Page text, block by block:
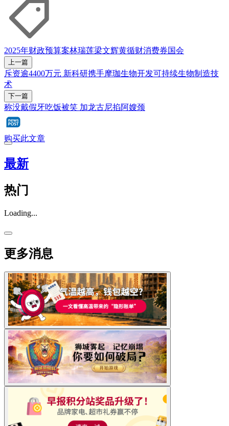
2025年财政预算案林瑞莲梁文辉黄循财消费券国会
上一篇
斥资逾4400万元 新科研携手摩珈生物开发可持续生物制造技
术
下一篇
称没戴假牙吃饭被笑 加龙古尼掐阿嫂颈
购买此文章
最新
热门
Loading...
更多消息